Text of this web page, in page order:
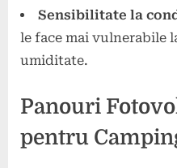
Sensibilitate la
le face mai vulnerabile
umiditate.
Panouri
pentru